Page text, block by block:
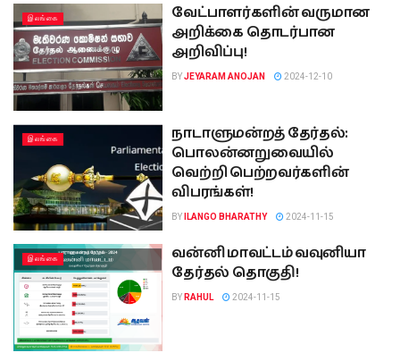
இலங்கை
வேட்பாளர்களின் வருமான
அறிக்கை தொடர்பான
அறிவிப்பு!
BYJEYARAM ANOJAN 2024-12-10
இலங்கை
நாடாளுமன்றத் தேர்தல்:
பொலன்னறுவையில்
வெற்றி பெற்றவர்களின்
விபரங்கள்!
BY ILANGO BHARATHY 2024-11-15
இலங்கை
வன்னி மாவட்டம் வவுனியா
தேர்தல் தொகுதி!
BY RAHUL 2024-11-15